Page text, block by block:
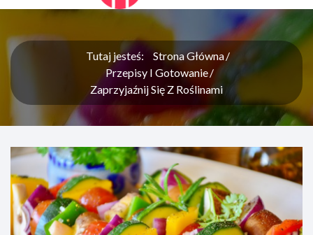
Tutaj jesteś:
Strona Główna
Przepisy I Gotowanie
Zaprzyjaźnij Się Z Roślinami